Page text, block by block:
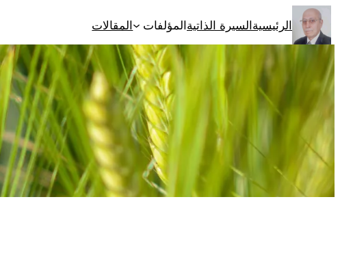
تخطى
إلى
المحتوى
الرئيسيةالسيرة الذاتيةالمؤلفات المقالات